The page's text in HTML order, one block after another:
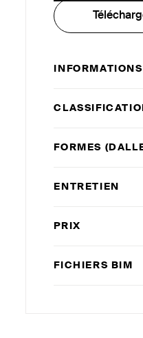
FORMES
ENTRETIEN
PRIX
FICHIERS BIM